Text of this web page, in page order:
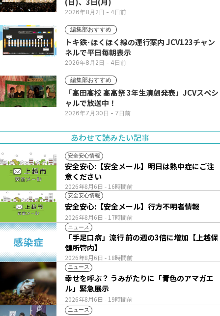
2026年8月2日 - 4日前
編集部おすすめ
トキ鉄･ほくほく線の運行案内 JCV123チャン
ネルで平日毎朝表示
2026年8月2日 - 4日前
編集部おすすめ
「高田高校 高高祭 3年生演劇発表」JCVスペシ
ャルで放送中！
2026年7月30日 - 7日前
あわせて読みたい記事
安全安心情報
2026年8月6日 - 16時間前
安全安心:【安全メール】明日は熱中症にご注
意ください
安全安心情報
2026年8月6日 - 17時間前
安全安心:【安全メール】行方不明者情報
ニュース
2026年8月6日 - 18時間前
「手足口病」流行 前の週の3倍に増加【上越保
健所管内】
ニュース
2026年8月6日 - 19時間前
幸せを呼ぶ？ うみがたりに「青色のアマガエ
ル」緊急展示
ニュース